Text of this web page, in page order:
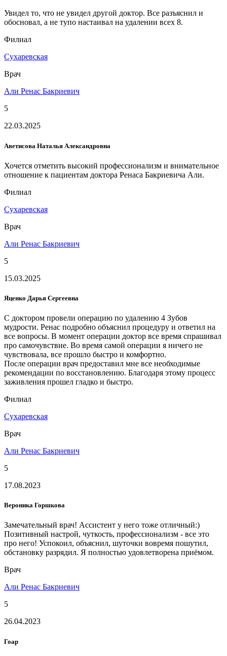
Увидел то, что не увидел другой доктор. Все разъяснил и
обосновал, а не тупо настаивал на удалении всех 8.
Филиал
Сухаревская
Врач
Али Ренас Бакриевич
5
22.03.2025
Аветисова Наталья Александровна
Хочется отметить высокий профессионализм и внимательное
отношение к пациентам доктора Ренаса Бакриевича Али.
Филиал
Сухаревская
Врач
Али Ренас Бакриевич
5
15.03.2025
Яценко Дарья Сергеевна
С доктором провели операцию по удалению 4 Зубов
мудрости. Ренас подробно объяснил процедуру и ответил на
все вопросы. В момент операции доктор все время спрашивал
про самочувствие. Во время самой операции я ничего не
чувствовала, все прошло быстро и комфортно.
После операции врач предоставил мне все необходимые
рекомендации по восстановлению. Благодаря этому процесс
заживления прошел гладко и быстро. ️‍
Филиал
Сухаревская
Врач
Али Ренас Бакриевич
5
17.08.2023
Вероника Горшкова
Замечательный врач! Ассистент у него тоже отличный:)
Позитивный настрой, чуткость, профессионализм - все это
про него! Успокоил, объяснил, шуточки вовремя пошутил,
обстановку разрядил. Я полностью удовлетворена приёмом.
Врач
Али Ренас Бакриевич
5
26.04.2023
Гоар